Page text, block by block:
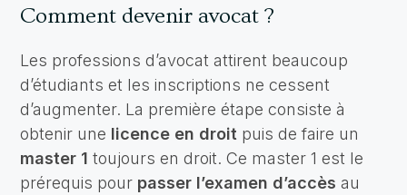
Comment devenir avocat ?
Les professions d’avocat attirent beaucoup
d’étudiants et les inscriptions ne cessent
d’augmenter. La première étape consiste à
obtenir une licence en droit puis de faire un
master 1 toujours en droit. Ce master 1 est le
prérequis pour passer l’examen d’accès au